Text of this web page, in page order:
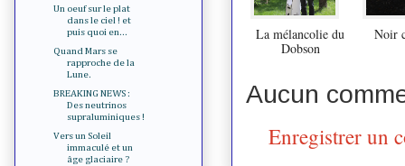
La mélancolie du
Dobson
Noir
Aucun
Enregistrer un
Un oeuf sur le plat
dans le ciel ! et
puis quoi en...
Quand Mars se
rapproche de la
Lune.
BREAKING NEWS :
Des neutrinos
supraluminiques !
Vers un Soleil
immaculé et un
âge glaciaire ?